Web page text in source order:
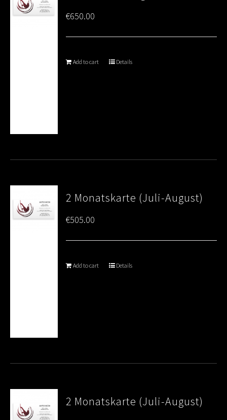
€650.00
Add to cart Details
2 Monatskarte (Juli-August)
€505.00
Add to cart Details
2 Monatskarte (Juli-August)